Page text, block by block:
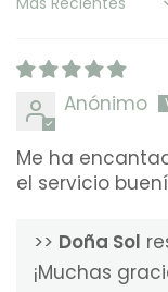
Sort by
Anónimo
Me ha
el servicio
>> Doña Sol
¡Muchas